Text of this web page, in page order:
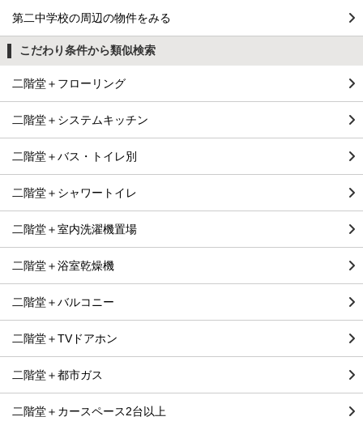
第二中学校の周辺の物件をみる
こだわり条件から類似検索
二階堂＋フローリング
二階堂＋システムキッチン
二階堂＋バス・トイレ別
二階堂＋シャワートイレ
二階堂＋室内洗濯機置場
二階堂＋浴室乾燥機
二階堂＋バルコニー
二階堂＋TVドアホン
二階堂＋都市ガス
二階堂＋カースペース2台以上